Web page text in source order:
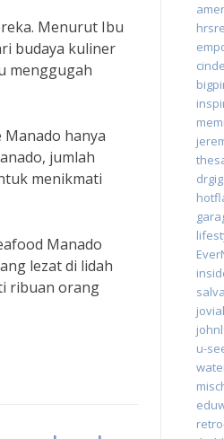
Menurut Ibu
budaya kuliner
menggugah
hanya
jumlah
menikmati
Manado
lezat di lidah
ribuan orang
u-